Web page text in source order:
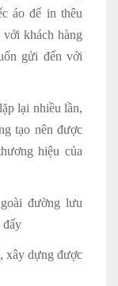
áo để in thêu
với khách hàng
gửi đến với
lại nhiều lần,
tạo nên được
hiệu của
đường lưu
đấy
xây dựng được